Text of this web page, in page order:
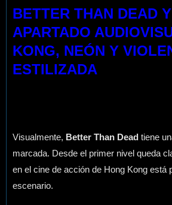
BETTER THAN DEAD
APARTADO
KONG, NEÓN Y
ESTILIZADA
Visualmente, Better Than Dead tiene
marcada. Desde el primer nivel queda
en el cine de acción de Hong Kong está
escenario.